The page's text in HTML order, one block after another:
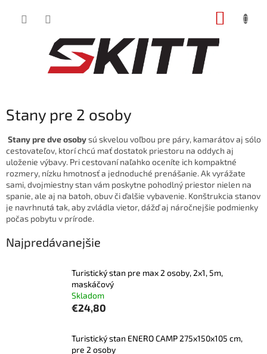
Stany pre 2 osoby
Stany pre dve osobysú skvelou voľbou pre páry, kamarátov aj sólo
cestovateľov, ktorí chcú mať dostatok priestoru na oddych aj
uloženie výbavy. Pri cestovaní naľahko oceníte ich kompaktné
rozmery, nízku hmotnosť a jednoduché prenášanie. Ak vyrážate
sami, dvojmiestny stan vám poskytne pohodlný priestor nielen na
spanie, ale aj na batoh, obuv či ďalšie vybavenie. Konštrukcia stanov
je navrhnutá tak, aby zvládla vietor, dážď aj náročnejšie podmienky
počas pobytu v prírode.
Najpredávanejšie
Turistický stan pre max 2 osoby, 2x1, 5m,
maskáčový
Skladom
€24,80
Turistický stan ENERO CAMP 275x150x105 cm,
pre 2 osoby